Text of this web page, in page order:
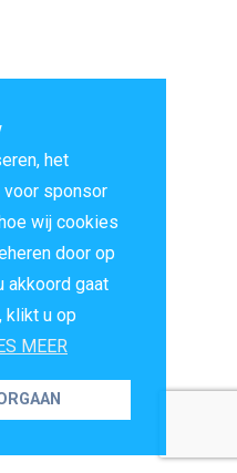
het
voor sponsor
wij cookies
door op
akkoord gaat
klikt u op
MEER